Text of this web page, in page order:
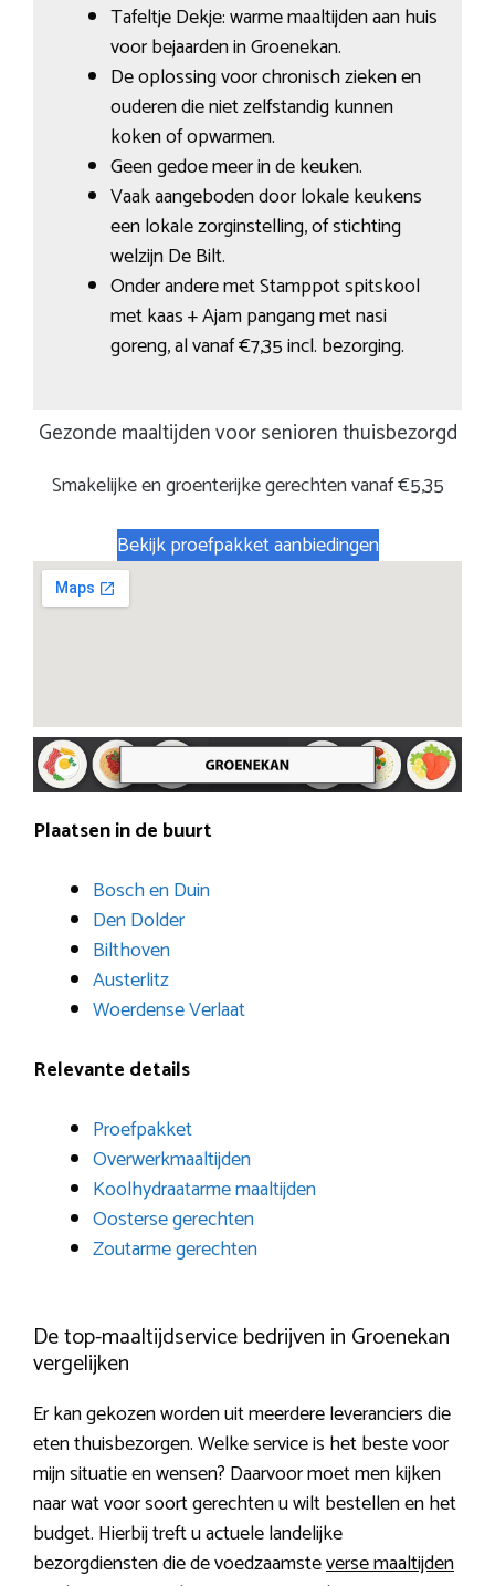
Tafeltje Dekje: warme maaltijden aan huis
voor bejaarden in Groenekan.
De oplossing voor chronisch zieken en
ouderen die niet zelfstandig kunnen
koken of opwarmen.
Geen gedoe meer in de keuken.
Vaak aangeboden door lokale keukens
een lokale zorginstelling, of stichting
welzijn De Bilt.
Onder andere met Stamppot spitskool
met kaas + Ajam pangang met nasi
goreng, al vanaf €7,35 incl. bezorging.
Gezonde maaltijden voor senioren thuisbezorgd
Smakelijke en groenterijke gerechten vanaf €5,35
Bekijk proefpakket aanbiedingen
Plaatsen in de buurt
Bosch en Duin
Den Dolder
Bilthoven
Austerlitz
Woerdense Verlaat
Relevante details
Proefpakket
Overwerkmaaltijden
Koolhydraatarme maaltijden
Oosterse gerechten
Zoutarme gerechten
De top-maaltijdservice bedrijven in Groenekan
vergelijken
Er kan gekozen worden uit meerdere leveranciers die
eten thuisbezorgen. Welke service is het beste voor
mijn situatie en wensen? Daarvoor moet men kijken
naar wat voor soort gerechten u wilt bestellen en het
budget. Hierbij treft u actuele landelijke
bezorgdiensten die de voedzaamsteverse maaltijden